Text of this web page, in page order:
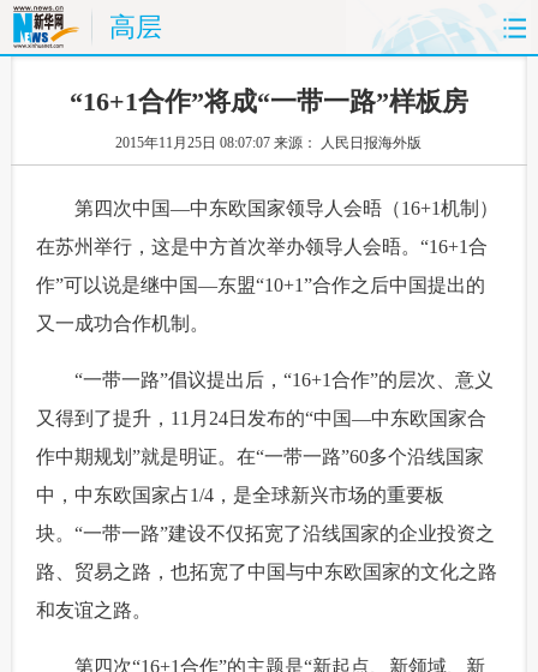
高层
时政 国际 财经
体育 人事
时尚 思客 地方 法治
港澳 台湾 华人 汽车
科技 能源
视频 彩票 食品
旅游 健康 信息化 数据
富媒体 摄影 新华广播
“16+1合作”将成“一带一路”样板房
2015年11月25日 08:07:07来源： 人民日报海外版
第四次中国—中东欧国家领导人会晤（16+1机制）
在苏州举行，这是中方首次举办领导人会晤。“16+1合
作”可以说是继中国—东盟“10+1”合作之后中国提出的
又一成功合作机制。
“一带一路”倡议提出后，“16+1合作”的层次、意义
又得到了提升，11月24日发布的“中国—中东欧国家合
作中期规划”就是明证。在“一带一路”60多个沿线国家
中，中东欧国家占1/4，是全球新兴市场的重要板
块。“一带一路”建设不仅拓宽了沿线国家的企业投资之
路、贸易之路，也拓宽了中国与中东欧国家的文化之路
和友谊之路。
第四次“16+1合作”的主题是“新起点、新领域、新